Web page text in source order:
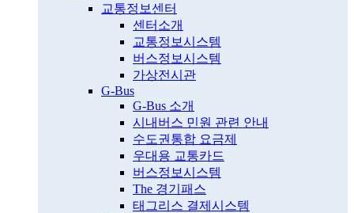
교통정보센터
센터소개
교통정보시스템
버스정보시스템
가상전시관
G-Bus
G-Bus 소개
시내버스 민원 관련 안내
수도권통합 요금제
우대용 교통카드
버스정보시스템
The 경기패스
태그리스 결제시스템